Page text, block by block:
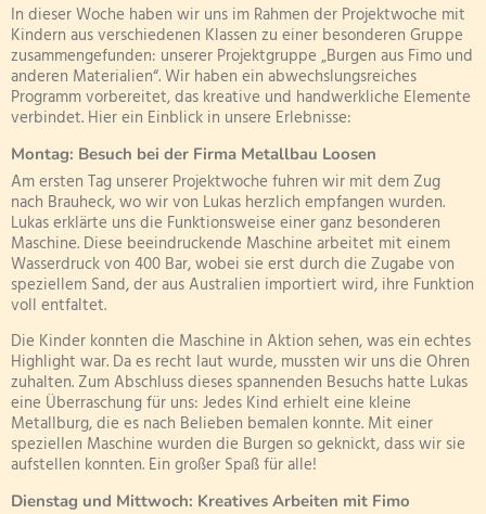
In dieser Woche haben wir uns im Rahmen der Projektwoche mit
Kindern aus verschiedenen Klassen zu einer besonderen Gruppe
zusammengefunden: unserer Projektgruppe „Burgen aus Fimo und
anderen Materialien“. Wir haben ein abwechslungsreiches
Programm vorbereitet, das kreative und handwerkliche Elemente
verbindet. Hier ein Einblick in unsere Erlebnisse:
Montag: Besuch bei der Firma Metallbau Loosen
Am ersten Tag unserer Projektwoche fuhren wir mit dem Zug
nach Brauheck, wo wir von Lukas herzlich empfangen wurden.
Lukas erklärte uns die Funktionsweise einer ganz besonderen
Maschine. Diese beeindruckende Maschine arbeitet mit einem
Wasserdruck von 400 Bar, wobei sie erst durch die Zugabe von
speziellem Sand, der aus Australien importiert wird, ihre Funktion
voll entfaltet.
Die Kinder konnten die Maschine in Aktion sehen, was ein echtes
Highlight war. Da es recht laut wurde, mussten wir uns die Ohren
zuhalten. Zum Abschluss dieses spannenden Besuchs hatte Lukas
eine Überraschung für uns: Jedes Kind erhielt eine kleine
Metallburg, die es nach Belieben bemalen konnte. Mit einer
speziellen Maschine wurden die Burgen so geknickt, dass wir sie
aufstellen konnten. Ein großer Spaß für alle!
Dienstag und Mittwoch: Kreatives Arbeiten mit Fimo